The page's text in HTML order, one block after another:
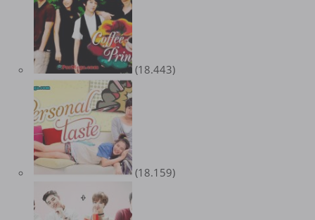
(18.443)
(18.159)